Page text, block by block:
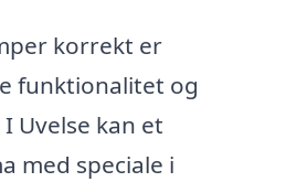
korrekt er
funktionalitet og
Uvelse kan et
med speciale i